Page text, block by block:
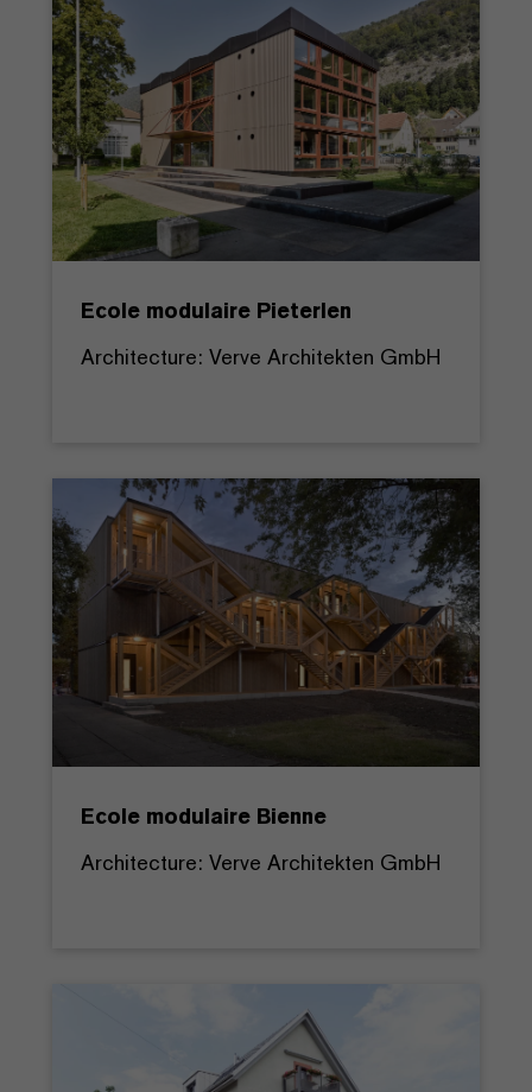
Ecole modulaire Pieterlen
Architecture: Verve Architekten GmbH
Ecole modulaire Bienne
Architecture: Verve Architekten GmbH